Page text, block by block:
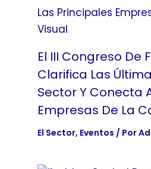
El III Congreso De
Clarifica Las
Sector Y Conecta
Empresas De La
El Sector, Eventos / Por